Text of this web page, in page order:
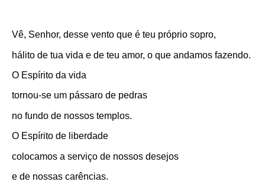
Vê, Senhor, desse vento que é teu próprio sopro,
hálito de tua vida e de teu amor, o que andamos fazendo.
O Espírito da vida
tornou-se um pássaro de pedras
no fundo de nossos templos.
O Espírito de liberdade
colocamos a serviço de nossos desejos
e de nossas carências.